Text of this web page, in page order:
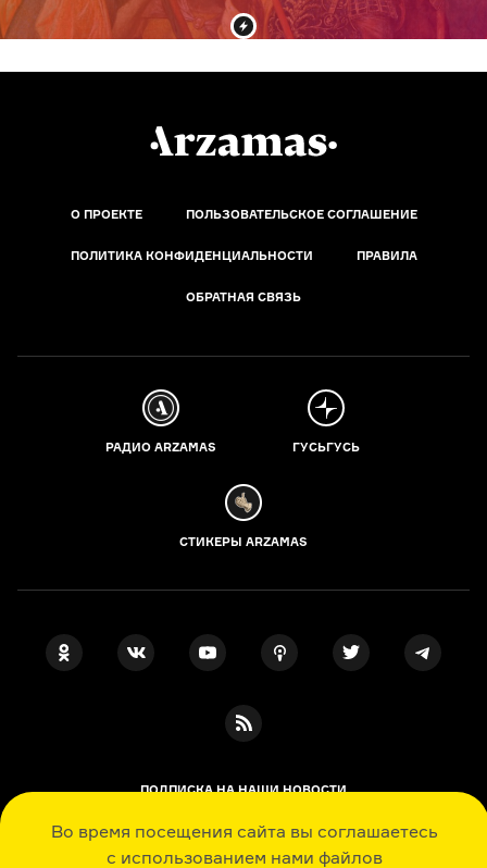
Во время посещения сайта вы соглашаетесь
с использованием нами файлов
О ПРОЕКТЕ ПОЛЬЗОВАТЕЛЬСКОЕ СОГЛАШЕНИЕ
ПОЛИТИКА КОНФИДЕНЦИАЛЬНОСТИ ПРАВИЛА
ОБРАТНАЯ СВЯЗЬ
РАДИО ARZAMAS ГУСЬГУСЬ
СТИКЕРЫ ARZAMAS
ПОДПИСКА НА НАШИ НОВОСТИ